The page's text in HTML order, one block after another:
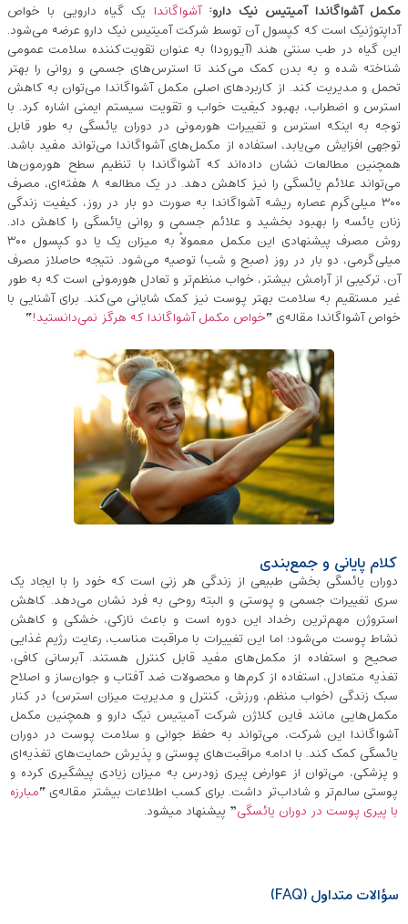
مکمل آشواگاندا آمیتیس نیک دارو: آشواگاندا یک گیاه دارویی با خواص
آداپتوژنیک است که کپسول آن توسط شرکت آمیتیس نیک دارو عرضه می‌شود.
این گیاه در طب سنتی هند (آیورودا) به عنوان تقویت‌کننده سلامت عمومی
شناخته شده و به بدن کمک می‌کند تا استرس‌های جسمی و روانی را بهتر
تحمل و مدیریت کند. از کاربردهای اصلی مکمل آشواگاندا می‌توان به کاهش
استرس و اضطراب، بهبود کیفیت خواب و تقویت سیستم ایمنی اشاره کرد. با
توجه به اینکه استرس و تغییرات هورمونی در دوران یائسگی به ‌طور قابل‌
توجهی افزایش می‌یابد، استفاده از مکمل‌های آشواگاندا می‌تواند مفید باشد.
همچنین مطالعات نشان داده‌اند که آشواگاندا با تنظیم سطح هورمون‌ها
می‌تواند علائم یائسگی را نیز کاهش دهد. در یک مطالعه‌ ۸ هفته‌ای، مصرف
۳۰۰ میلی‌گرم عصاره ریشه آشواگاندا به صورت دو بار در روز، کیفیت زندگی
زنان یائسه را بهبود بخشید و علائم جسمی و روانی یائسگی را کاهش داد.
روش مصرف پیشنهادی این مکمل معمولاً به میزان یک یا دو کپسول ۳۰۰
میلی‌گرمی، دو بار در روز (صبح و شب) توصیه می‌شود. نتیجه حاصلاز مصرف
آن، ترکیبی از آرامش بیشتر، خواب منظم‌تر و تعادل هورمونی است که به طور
غیر مستقیم به سلامت بهتر پوست نیز کمک شایانی می‌کند. برای آشنایی با
خواص آشواگاندا مقاله‌ی “خواص مکمل آشواگاندا که هرگز نمی‌دانستید!“
کلام پایانی و جمع‌بندی
دوران یائسگی بخشی طبیعی از زندگی هر زنی است که خود را با ایجاد یک
سری تغییرات جسمی و پوستی و البته روحی به فرد نشان می‌دهد. کاهش
استروژن مهم‌ترین رخداد این دوره است و باعث نازکی، خشکی و کاهش
نشاط پوست می‌شود؛ اما این تغییرات با مراقبت مناسب، رعایت رژیم غذایی
صحیح و استفاده از مکمل‌های مفید قابل کنترل هستند. آبرسانی کافی،
تغذیه متعادل، استفاده از کرم‌ها و محصولات ضد آفتاب و جوان‌ساز و اصلاح
سبک زندگی (خواب منظم، ورزش، کنترل و مدیریت میزان استرس) در کنار
مکمل‌هایی مانند فاین کلاژن شرکت آمیتیس نیک دارو و همچنین مکمل
آشواگاندا این شرکت، می‌تواند به حفظ جوانی و سلامت پوست در دوران
یائسگی کمک کند. با ادامه مراقبت‌های پوستی و پذیرش حمایت‌های تغذیه‌ای
و پزشکی، می‌توان از عوارض پیری زودرس به میزان زیادی پیشگیری کرده و
پوستی سالم‌تر و شاداب‌تر داشت. برای کسب اطلاعات بیشتر مقاله‌ی “مبارزه
با پیری پوست در دوران یائسگی” پیشنهاد میشود.
سؤالات متداول (FAQ)